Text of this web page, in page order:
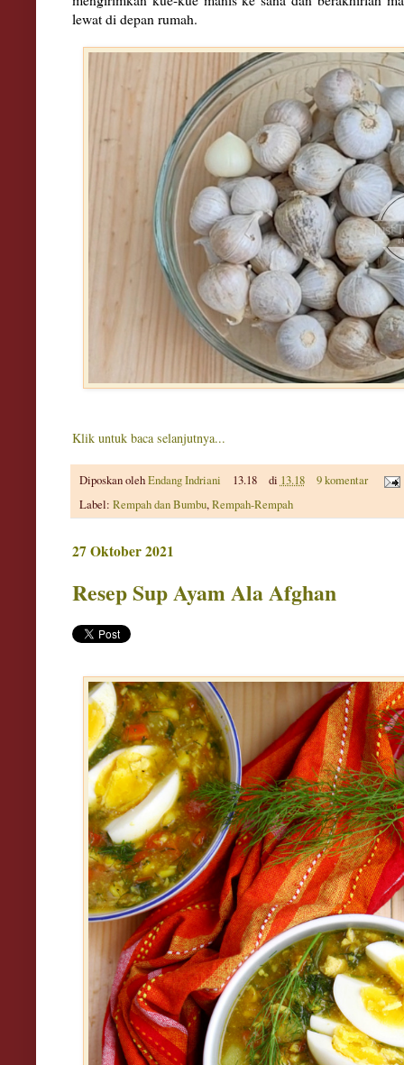
lewat di depan rumah.
Klik untuk baca selanjutnya...
Diposkan olehEndang Indriani 13.18 di 13.18
9 komentar
Label: Rempah dan Bumbu,Rempah-Rempah
27 Oktober 2021
Resep Sup Ayam Ala Afghan